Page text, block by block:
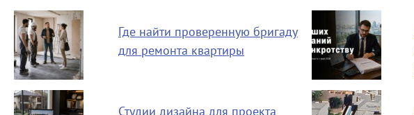
Где найти проверенную бригаду
для ремонта квартиры
Студии дизайна для проекта